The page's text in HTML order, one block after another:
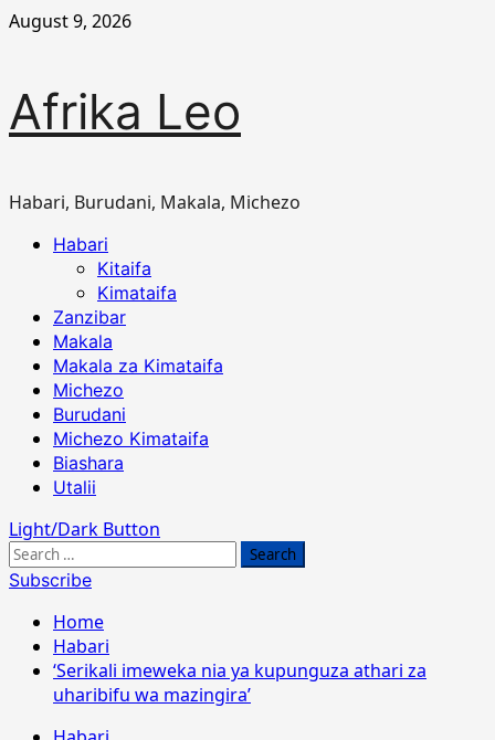
Skip
August 9, 2026
Afrika Leo
Habari, Burudani, Makala, Michezo
PrimaryHabari
Kitaifa
Kimataifa
Zanzibar
Makala
Makala za Kimataifa
Michezo
Burudani
Michezo Kimataifa
Biashara
Utalii
Light/Dark Button
Search
for:
Subscribe
Home
Habari
‘Serikali imeweka nia ya kupunguza athari za
uharibifu wa mazingira’